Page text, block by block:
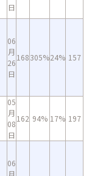
日
06
月
26
日
168305%24% 157
05
月
08
日
162 94% 17% 197
06
月